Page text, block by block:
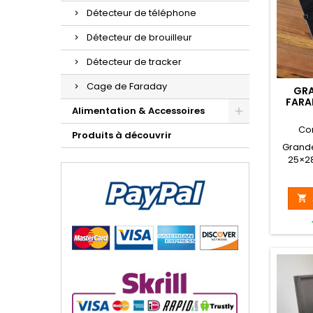
Détecteur de téléphone
Détecteur de brouilleur
Détecteur de tracker
Cage de Faraday
Alimentation & Accessoires
Produits à découvrir
DE
